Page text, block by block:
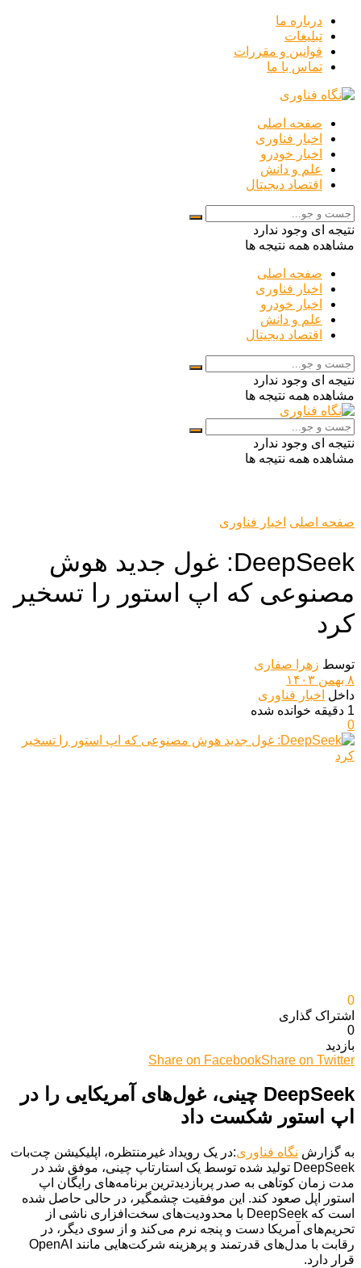
درباره ما
تبلیغات
قوانین و مقررات
تماس با ما
صفحه اصلی
اخبار فناوری
اخبار خودرو
علم و دانش
اقتصاد دیجیتال
نتیجه ای وجود ندارد
مشاهده همه نتیجه ها
صفحه اصلی
اخبار فناوری
اخبار خودرو
علم و دانش
اقتصاد دیجیتال
نتیجه ای وجود ندارد
مشاهده همه نتیجه ها
نتیجه ای وجود ندارد
مشاهده همه نتیجه ها
صفحه اصلی اخبار فناوری
DeepSeek: غول جدید هوش
مصنوعی که اپ استور را تسخیر
کرد
توسط زهرا صفاری
۸ بهمن ۱۴۰۳
داخل اخبار فناوری
1 دقیقه خوانده شده
0
0
اشتراک گذاری‌
0
بازدید
Share on FacebookShare on Twitter
DeepSeek چینی، غول‌های آمریکایی را در
اپ استور شکست داد
به گزارش نگاه فناوری:در یک رویداد غیرمنتظره، اپلیکیشن چت‌بات
DeepSeek تولید شده توسط یک استارتاپ چینی، موفق شد در
مدت زمان کوتاهی به صدر پربازدیدترین برنامه‌های رایگان اپ
استور اپل صعود کند. این موفقیت چشمگیر، در حالی حاصل شده
است که DeepSeek با محدودیت‌های سخت‌افزاری ناشی از
تحریم‌های آمریکا دست و پنجه نرم می‌کند و از سوی دیگر، در
رقابت با مدل‌های قدرتمند و پرهزینه شرکت‌هایی مانند OpenAI
قرار دارد.